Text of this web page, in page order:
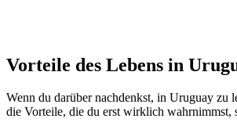
Vorteile des Lebens in
Wenn du darüber nachdenkst, in Uruguay zu
die Vorteile, die du erst wirklich wahrnimmst,